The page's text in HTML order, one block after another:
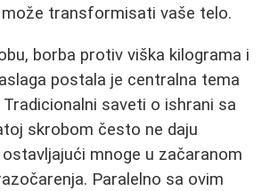
transformisati vaše telo.
borba protiv viška kilograma i
postala je centralna tema
saveti o ishrani sa
skrobom često ne daju
mnoge u začaranom
Paralelno sa ovim